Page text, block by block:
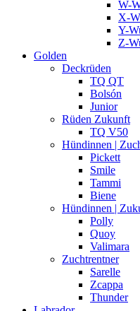
W-
X-
Y-
Z-
Golden
Deckrüden
TQ QT
Bolsón
Junior
Rüden Zukunft
TQ V50
Hündinnen |
Pickett
Smile
Tammi
Biene
Hündinnen |
Polly
Quoy
Valimara
Zuchtrentner
Sarelle
Zcappa
Thunder